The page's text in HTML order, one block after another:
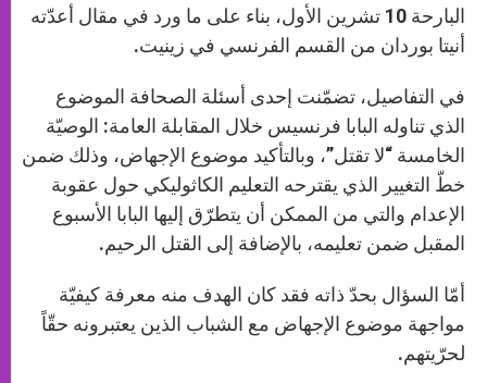
البارحة 10 تشرين الأول، بناء على ما ورد في مقال أعدّته
أنيتا بوردان من القسم الفرنسي في زينيت.
في التفاصيل، تضمّنت إحدى أسئلة الصحافة الموضوع
الذي تناوله البابا فرنسيس خلال المقابلة العامة: الوصيّة
الخامسة “لا تقتل”، وبالتأكيد موضوع الإجهاض، وذلك ضمن
خطّ التغيير الذي يقترحه التعليم الكاثوليكي حول عقوبة
الإعدام والتي من الممكن أن يتطرّق إليها البابا الأسبوع
المقبل ضمن تعليمه، بالإضافة إلى القتل الرحيم.
أمّا السؤال بحدّ ذاته فقد كان الهدف منه معرفة كيفيّة
مواجهة موضوع الإجهاض مع الشباب الذين يعتبرونه حقّاً
لحرّيتهم.